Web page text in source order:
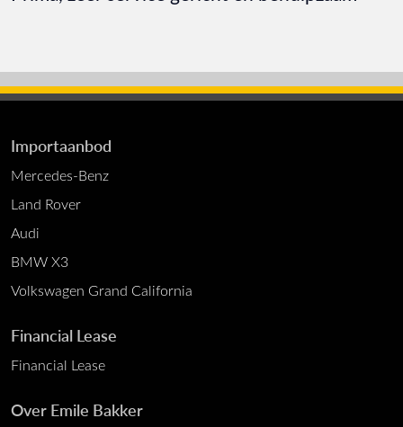
Importaanbod
Mercedes-Benz
Land Rover
Audi
BMW X3
Volkswagen Grand California
Financial Lease
Financial Lease
Over Emile Bakker